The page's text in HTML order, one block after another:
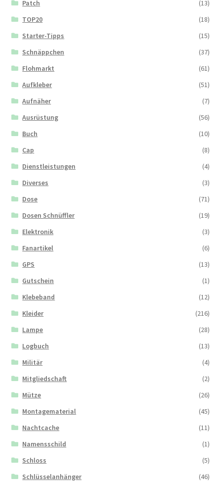
Patch
(13)
TOP20
(18)
Starter-Tipps
(15)
Schnäppchen
(37)
Flohmarkt
(61)
Aufkleber
(51)
Aufnäher
(7)
Ausrüstung
(56)
Buch
(10)
Cap
(8)
Dienstleistungen
(4)
Diverses
(3)
Dose
(71)
Dosen Schnüffler
(19)
Elektronik
(3)
Fanartikel
(6)
GPS
(13)
Gutschein
(1)
Klebeband
(12)
Kleider
(216)
Lampe
(28)
Logbuch
(13)
Militär
(4)
Mitgliedschaft
(2)
Mütze
(26)
Montagematerial
(45)
Nachtcache
(11)
Namensschild
(1)
Schloss
(5)
Schlüsselanhänger
(46)